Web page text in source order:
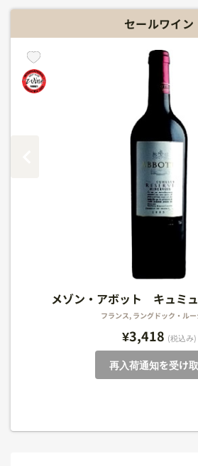
セールワイン
メゾン・アボット キュミ
フランス, ラングドック・ル
¥3,418 (税込み)
再入荷通知を受け
シャンパーニュ アンリオ ブ
ラン シャルドネ
フランス, シャンパーニュ
(税込み)
ドメーヌ・エメ・ステンツ ピ
ベルグ
フランス, アルザス
(税込み)
タヴェル
フランス, ヴァレ・デュ・ロ
(税込み)
ローランペリエ ブリ
フランス, シャンパーニ
(税込み)
タヴェル
フランス, ヴァレ・デュ・ロ
(税込み)
タヴェル
フランス, ヴァレ・デュ・ロ
(税込み)